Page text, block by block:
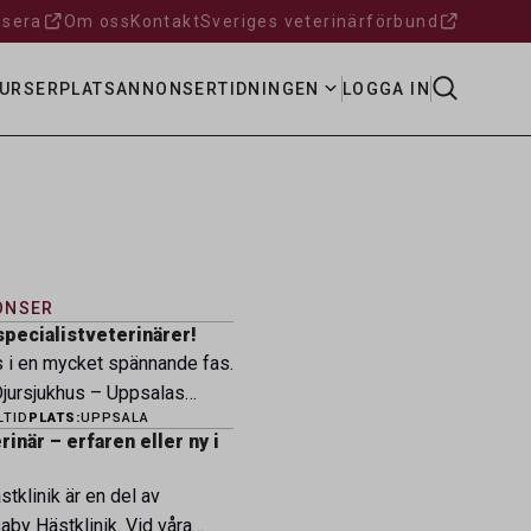
Om oss KontaktSveriges veterinärförbund
PLATSANNONSERTIDNINGEN LOGGA IN
en mycket spännande fas.
– Uppsalas
– expanderar nu sin
och söker
med
som vill vara med
PLATS:UPPSALA
– erfaren eller ny i
är en del av
Hästklinik. Vid våra